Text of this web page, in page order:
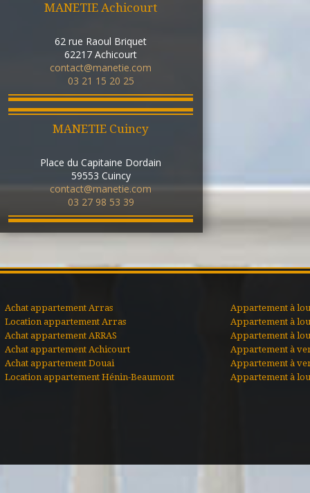
MANETIE Achicourt
62 rue Raoul Briquet
62217 Achicourt
contact@manetie.com
03 21 15 20 25
MANETIE Cuincy
Place du Capitaine Dordain
59553 Cuincy
contact@manetie.com
03 27 98 53 39
Achat appartement Arras
Location appartement Arras
Achat appartement ARRAS
Achat appartement Achicourt
Achat appartement Douai
Location appartement Hénin-Beaumont
Appartement à
Appartement à
Appartement à
Appartement à
Appartement à
Appartement à